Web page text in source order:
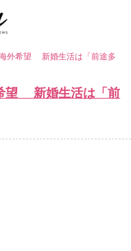
外希望 新婚生活は「前途多
望 新婚生活は「前